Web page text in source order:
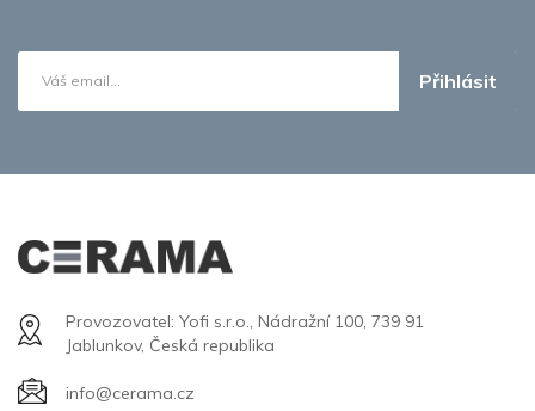
Přihlásit
Provozovatel: Yofi s.r.o., Nádražní 100, 739 91
Jablunkov, Česká republika
info@cerama.cz